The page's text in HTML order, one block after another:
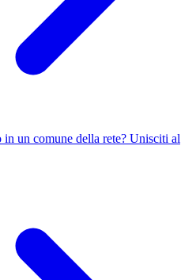
in un comune della rete? Unisciti al